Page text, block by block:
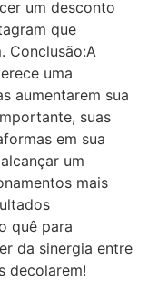
um desconto
que
Conclusão:A
uma
aumentarem sua
suas
em sua
um
mais
quê para
da sinergia entre
decolarem!